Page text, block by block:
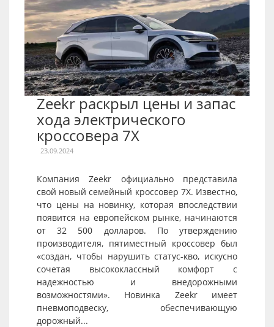
Zeekr раскрыл цены и запас
хода электрического
кроссовера 7X
23.09.2024
Компания Zeekr официально представила
свой новый семейный кроссовер 7X. Известно,
что цены на новинку, которая впоследствии
появится на европейском рынке, начинаются
от 32 500 долларов. По утверждению
производителя, пятиместный кроссовер был
«создан, чтобы нарушить статус-кво, искусно
сочетая высококлассный комфорт с
надежностью и внедорожными
возможностями». Новинка Zeekr имеет
пневмоподвеску, обеспечивающую
дорожный...